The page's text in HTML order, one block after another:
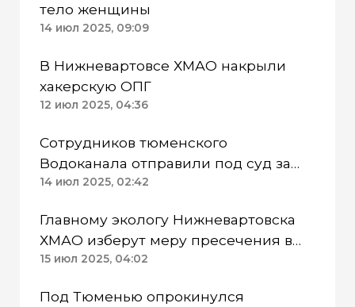
тело женщины
14 июл 2025, 09:09
В Нижневартовсе ХМАО накрыли
хакерскую ОПГ
12 июл 2025, 04:36
Сотрудников тюменского
Водоканала отправили под суд за
коммерческий подкуп
14 июл 2025, 02:42
Главному экологу Нижневартовска
ХМАО изберут меру пресечения в
закрытом режиме
15 июл 2025, 04:02
Под Тюменью опрокинулся